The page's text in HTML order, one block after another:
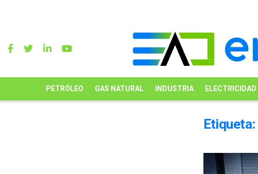
PETRÓLEO GAS NATURAL INDUSTRIA ELECTRICIDAD
Etiqueta: